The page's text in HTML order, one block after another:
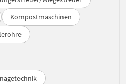
Kompostmaschinen